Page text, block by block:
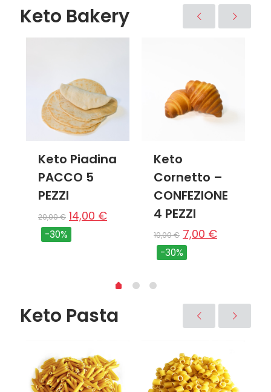
169,50 €.118,65 €.
Keto Bakery
Keto Piadina
PACCO 5
PEZZI
20,00€ 14,00 €
-30%
Keto
Cornetto –
CONFEZIONE
4 PEZZI
10,00€ 7,00 €
-30%
Keto Pasta